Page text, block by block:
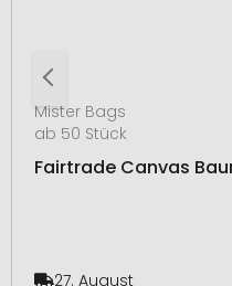
Mister Bags
ab 50 Stück
Fairtrade Canvas
27. August